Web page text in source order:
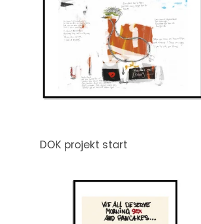
DOK projekt start